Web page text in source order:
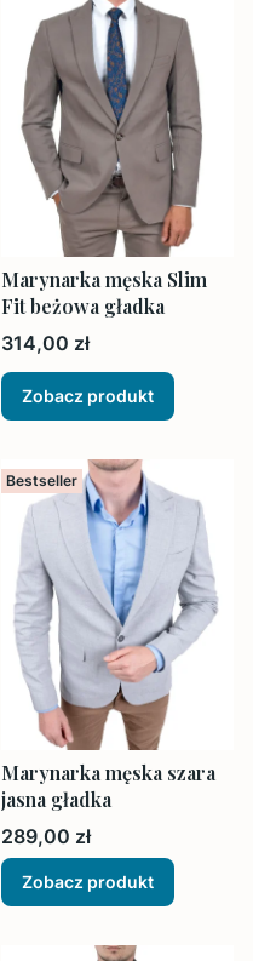
Marynarka męska Slim
Fit beżowa gładka
Cena
314,00 zł
Zobacz produkt
Bestseller
Marynarka męska szara
jasna gładka
Cena
289,00 zł
Zobacz produkt